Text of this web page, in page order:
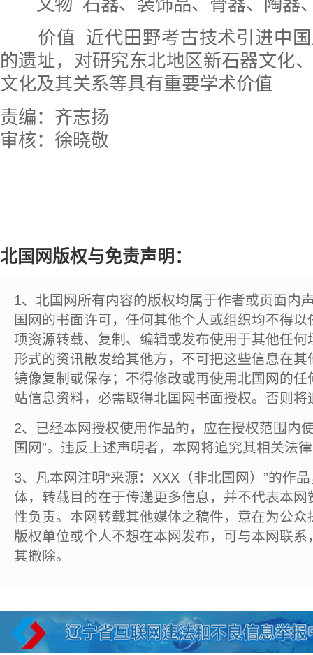
文物 石器、装饰品、骨器、陶器
价值 近代田野考古技术引进中国
的遗址，对研究东北地区新石器文化
文化及其关系等具有重要学术价值
责编：齐志扬
审核：徐晓敬
北国网版权与免责声明：
1、北国网所有内容的版权均属于作者或页面内
国网的书面许可，任何其他个人或组织均不得
项资源转载、复制、编辑或发布使用于其他任
形式的资讯散发给其他方，不可把这些信息在
镜像复制或保存；不得修改或再使用北国网的
站信息资料，必需取得北国网书面授权。否则将
2、已经本网授权使用作品的，应在授权范围内
国网”。违反上述声明者，本网将追究其相关法
3、凡本网注明“来源：XXX（非北国网）”的作
体，转载目的在于传递更多信息，并不代表本
性负责。本网转载其他媒体之稿件，意在为公
版权单位或个人不想在本网发布，可与本网联
其撤除。